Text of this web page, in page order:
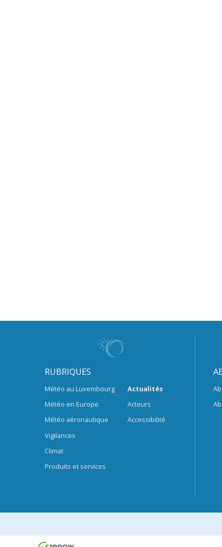
RUBRIQUES
Météo au Luxembourg
Météo en Europe
Météo aéronautique
Vigilances
Climat
Produits et services
Actualités
Acteurs
Accessibilité